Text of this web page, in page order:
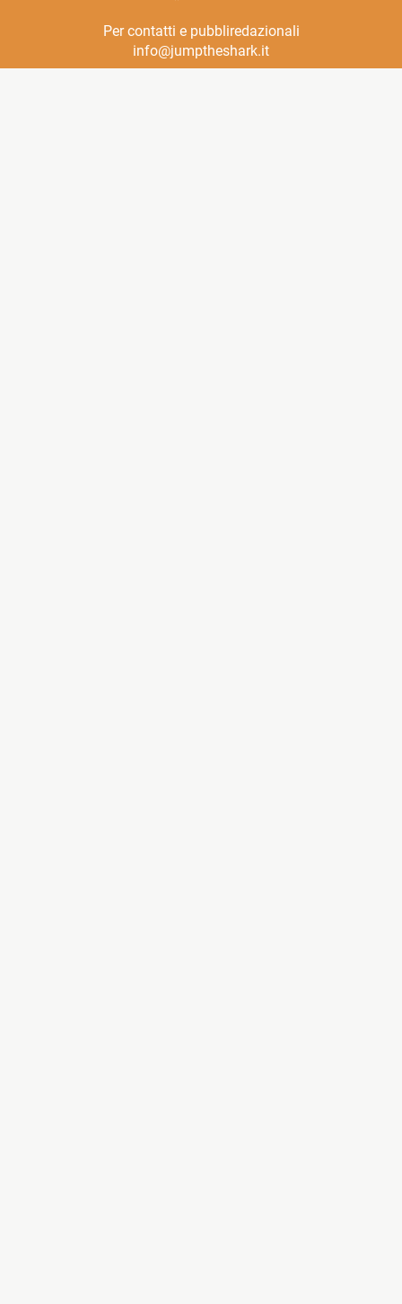
Per contatti e pubbliredazionali
info@jumptheshark.it